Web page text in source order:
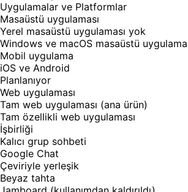
Uygulamalar ve Platformlar
Masaüstü uygulaması
Yerel masaüstü uygulaması yok
Windows ve macOS masaüstü
Mobil uygulama
iOS ve Android
Planlanıyor
Web uygulaması
Tam web uygulaması (ana ürün)
Tam özellikli web uygulaması
İşbirliği
Kalıcı grup sohbeti
Google Chat
Çeviriyle yerleşik
Beyaz tahta